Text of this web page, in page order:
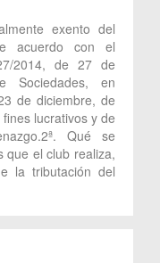
exento del
acuerdo con el
2014, de 27 de
Sociedades, en
de diciembre, de
lucrativos y de
Qué se
que el club realiza,
la tributación del